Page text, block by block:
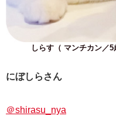
しらす（ マンチカン／5
にぼしらさん
＠shirasu_nya